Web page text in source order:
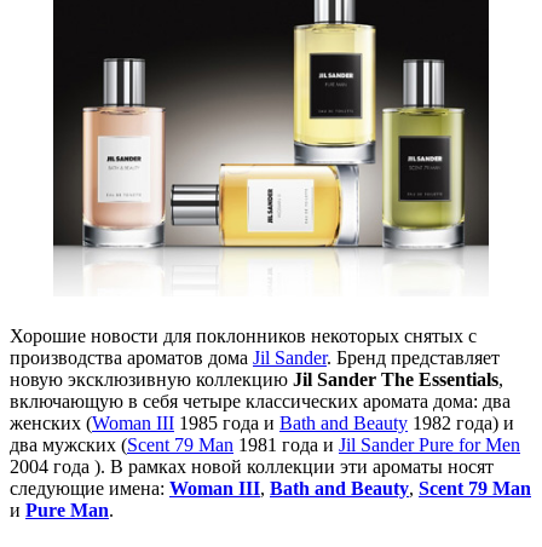
Хорошие новости для поклонников некоторых снятых с
производства ароматов дома Jil Sander. Бренд представляет
новую эксклюзивную коллекцию Jil Sander The Essentials,
включающую в себя четыре классических аромата дома: два
женских (Woman III 1985 года и Bath and Beauty 1982 года) и
два мужских (Scent 79 Man 1981 года и Jil Sander Pure for Men
2004 года ). В рамках новой коллекции эти ароматы носят
следующие имена: Woman III, Bath and Beauty, Scent 79 Man
и Pure Man.